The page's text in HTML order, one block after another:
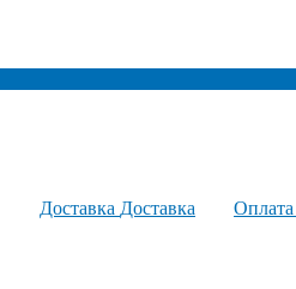
Доставка Доставка Оплата